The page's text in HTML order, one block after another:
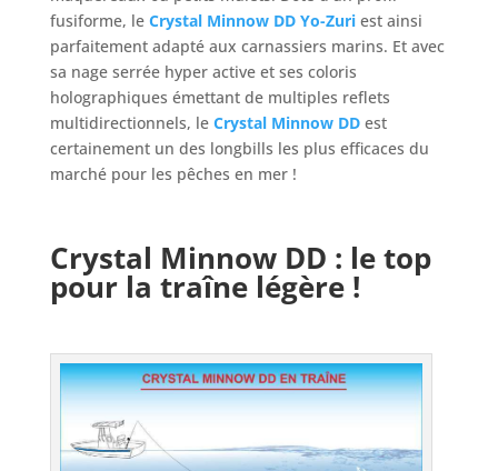
fusiforme, le Crystal Minnow DD Yo-Zuriest ainsi
parfaitement adapté aux carnassiers marins. Et avec
sa nage serrée hyper active et ses coloris
holographiques émettant de multiples reflets
multidirectionnels, le Crystal Minnow DDest
certainement un des longbills les plus efficaces du
marché pour les pêches en mer !
Crystal Minnow DD : le top
pour la traîne légère !